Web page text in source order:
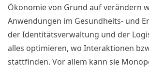
Ökonomie von Grund auf verändern
Anwendungen im Gesundheits- und
der Identitätsverwaltung und der
alles optimieren, wo Interaktionen
stattfinden. Vor allem kann sie